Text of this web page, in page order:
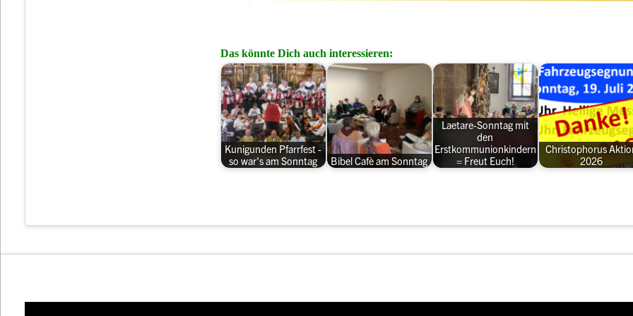
Das könnte Dich auch interessieren:
Kunigunden Pfarrfest -
so war's am Sonntag
Bibel Cafè am Sonntag
Laetare-Sonntag mit
den
Erstkommunionkindern
= Freut Euch!
Christophorus
2026